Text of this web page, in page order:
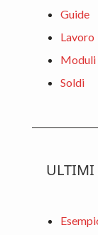
Guide
Lavoro
Moduli
Soldi
ULTIMI